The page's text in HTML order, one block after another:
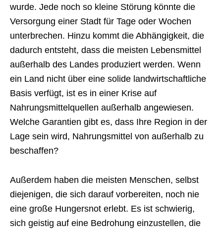
wurde. Jede noch so kleine Störung könnte die
Versorgung einer Stadt für Tage oder Wochen
unterbrechen. Hinzu kommt die Abhängigkeit, die
dadurch entsteht, dass die meisten Lebensmittel
außerhalb des Landes produziert werden. Wenn
ein Land nicht über eine solide landwirtschaftliche
Basis verfügt, ist es in einer Krise auf
Nahrungsmittelquellen außerhalb angewiesen.
Welche Garantien gibt es, dass Ihre Region in der
Lage sein wird, Nahrungsmittel von außerhalb zu
beschaffen?
Außerdem haben die meisten Menschen, selbst
diejenigen, die sich darauf vorbereiten, noch nie
eine große Hungersnot erlebt. Es ist schwierig,
sich geistig auf eine Bedrohung einzustellen, die